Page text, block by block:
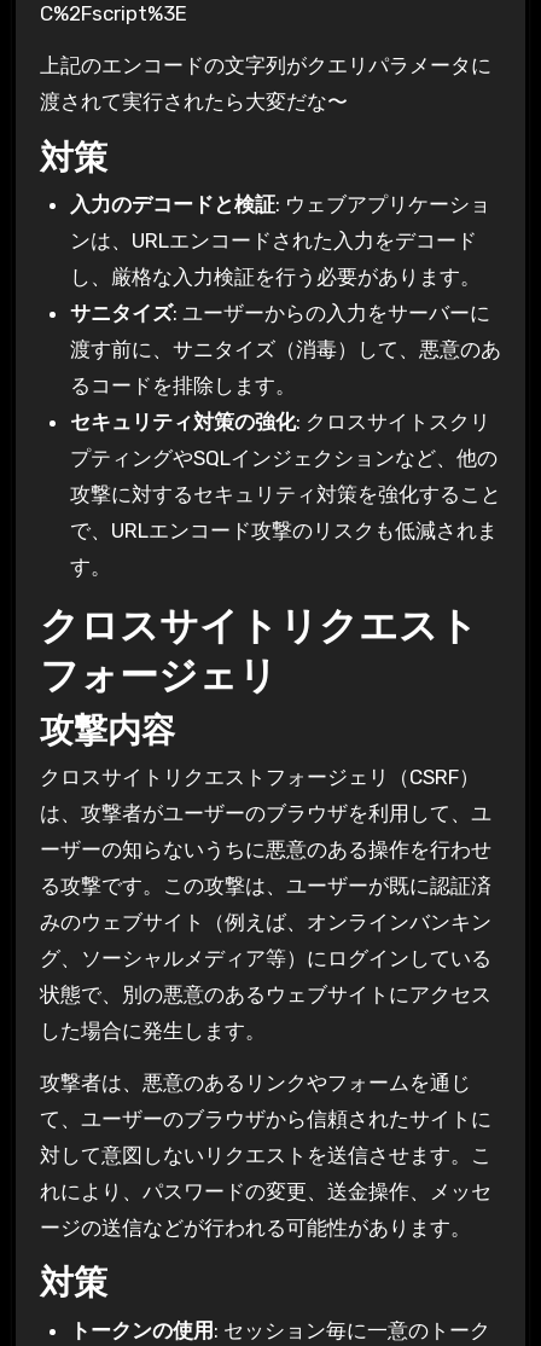
C%2Fscript%3E
上記のエンコードの文字列がクエリパラメータに
渡されて実行されたら大変だな〜
対策
入力のデコードと検証: ウェブアプリケーショ
ンは、URLエンコードされた入力をデコード
し、厳格な入力検証を行う必要があります。
サニタイズ: ユーザーからの入力をサーバーに
渡す前に、サニタイズ（消毒）して、悪意のあ
るコードを排除します。
セキュリティ対策の強化: クロスサイトスクリ
プティングやSQLインジェクションなど、他の
攻撃に対するセキュリティ対策を強化すること
で、URLエンコード攻撃のリスクも低減されま
す。
クロスサイトリクエスト
フォージェリ
攻撃内容
クロスサイトリクエストフォージェリ（CSRF）
は、攻撃者がユーザーのブラウザを利用して、ユ
ーザーの知らないうちに悪意のある操作を行わせ
る攻撃です。この攻撃は、ユーザーが既に認証済
みのウェブサイト（例えば、オンラインバンキン
グ、ソーシャルメディア等）にログインしている
状態で、別の悪意のあるウェブサイトにアクセス
した場合に発生します。
攻撃者は、悪意のあるリンクやフォームを通じ
て、ユーザーのブラウザから信頼されたサイトに
対して意図しないリクエストを送信させます。こ
れにより、パスワードの変更、送金操作、メッセ
ージの送信などが行われる可能性があります。
対策
トークンの使用: セッション毎に一意のトーク